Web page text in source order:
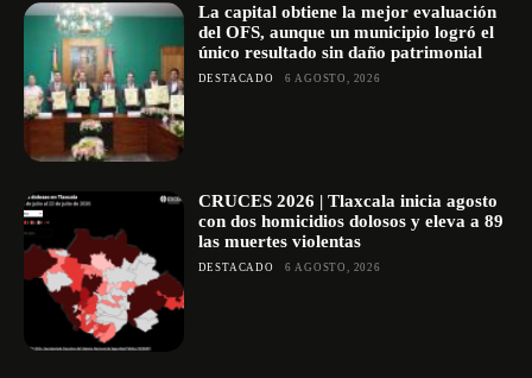
La capital obtiene la mejor evaluación
del OFS, aunque un municipio logró el
único resultado sin daño patrimonial
DESTACADO 6 AGOSTO, 2026
CRUCES 2026 | Tlaxcala inicia agosto
con dos homicidios dolosos y eleva a 89
las muertes violentas
DESTACADO 6 AGOSTO, 2026